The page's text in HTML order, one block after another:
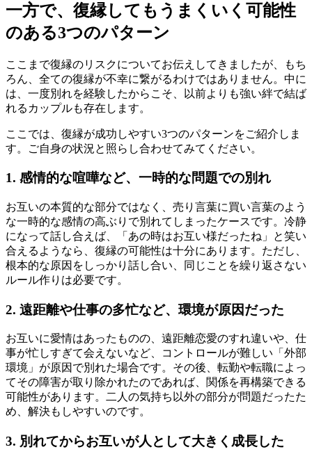
一方で、復縁してもうまくいく可能性
のある3つのパターン
ここまで復縁のリスクについてお伝えしてきましたが、もち
ろん、全ての復縁が不幸に繋がるわけではありません。中に
は、一度別れを経験したからこそ、以前よりも強い絆で結ば
れるカップルも存在します。
ここでは、復縁が成功しやすい3つのパターンをご紹介しま
す。ご自身の状況と照らし合わせてみてください。
1. 感情的な喧嘩など、一時的な問題での別れ
お互いの本質的な部分ではなく、売り言葉に買い言葉のよう
な一時的な感情の高ぶりで別れてしまったケースです。冷静
になって話し合えば、「あの時はお互い様だったね」と笑い
合えるようなら、復縁の可能性は十分にあります。ただし、
根本的な原因をしっかり話し合い、同じことを繰り返さない
ルール作りは必要です。
2. 遠距離や仕事の多忙など、環境が原因だった
お互いに愛情はあったものの、遠距離恋愛のすれ違いや、仕
事が忙しすぎて会えないなど、コントロールが難しい「外部
環境」が原因で別れた場合です。その後、転勤や転職によっ
てその障害が取り除かれたのであれば、関係を再構築できる
可能性があります。二人の気持ち以外の部分が問題だったた
め、解決もしやすいのです。
3. 別れてからお互いが人として大きく成長した